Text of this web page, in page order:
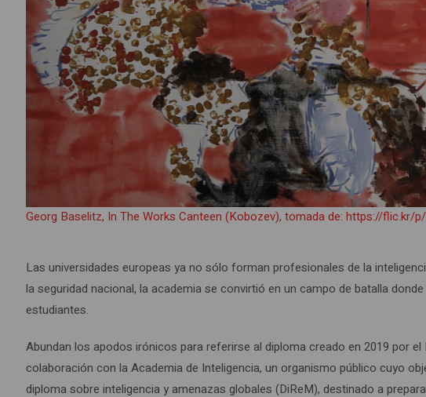
Georg Baselitz, In The Works Canteen (Kobozev), tomada de: https://flic.kr/
Las universidades europeas ya no sólo forman profesionales de la
la seguridad nacional, la academia se convirtió en un campo de batalla
estudiantes.
Abundan los apodos irónicos para referirse al diploma creado en 2019 por
colaboración con la Academia de Inteligencia, un organismo público cuyo
diploma sobre inteligencia y amenazas globales (DiReM), destinado a